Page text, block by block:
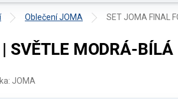
Oblečení JOMA SET JOMA FINAL
SVĚTLE MODRÁ-
JOMA